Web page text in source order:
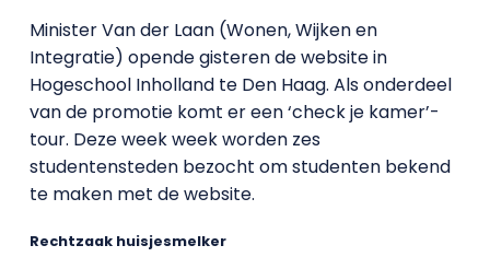
Minister Van der Laan (Wonen, Wijken en
Integratie) opende gisteren de website in
Hogeschool Inholland te Den Haag. Als onderdeel
van de promotie komt er een ‘check je kamer’-
tour. Deze week week worden zes
studentensteden bezocht om studenten bekend
te maken met de website.
Rechtzaak huisjesmelker